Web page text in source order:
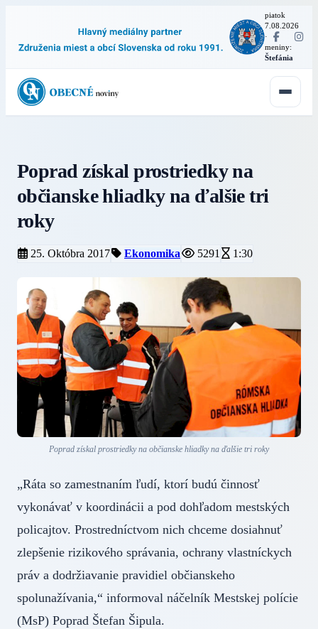
piatok
7.08.2026
·
meniny:
Štefánia
Poprad získal prostriedky na
občianske hliadky na ďalšie tri
roky
25. Októbra 2017 Ekonomika 5291 1:30
Poprad získal prostriedky na občianske hliadky na ďalšie tri roky
„Ráta so zamestnaním ľudí, ktorí budú činnosť
vykonávať v koordinácii a pod dohľadom mestských
policajtov. Prostredníctvom nich chceme dosiahnuť
zlepšenie rizikového správania, ochrany vlastníckych
práv a dodržiavanie pravidiel občianskeho
spolunažívania,“ informoval náčelník Mestskej polície
(MsP) Poprad Štefan Šipula.